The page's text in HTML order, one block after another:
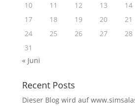
10
11 12 13 14
17
18 19 20 21
24
25 26 27 28
31
« Juni
Recent Posts
Dieser Blog wird auf